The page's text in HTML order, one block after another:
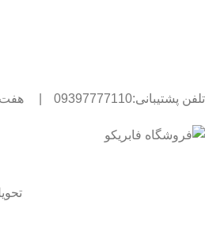
تلفن پشتیبانی:09397777110 هفت روز هفته،